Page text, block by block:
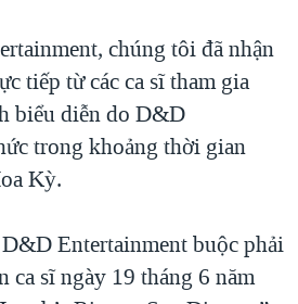
chúng tôi đã nhận
tiếp từ các ca sĩ tham gia
biểu diễn do D&D
trong khoảng thời gian
Kỳ.
Entertainment buộc phải
ca sĩ ngày 19 tháng 6 năm